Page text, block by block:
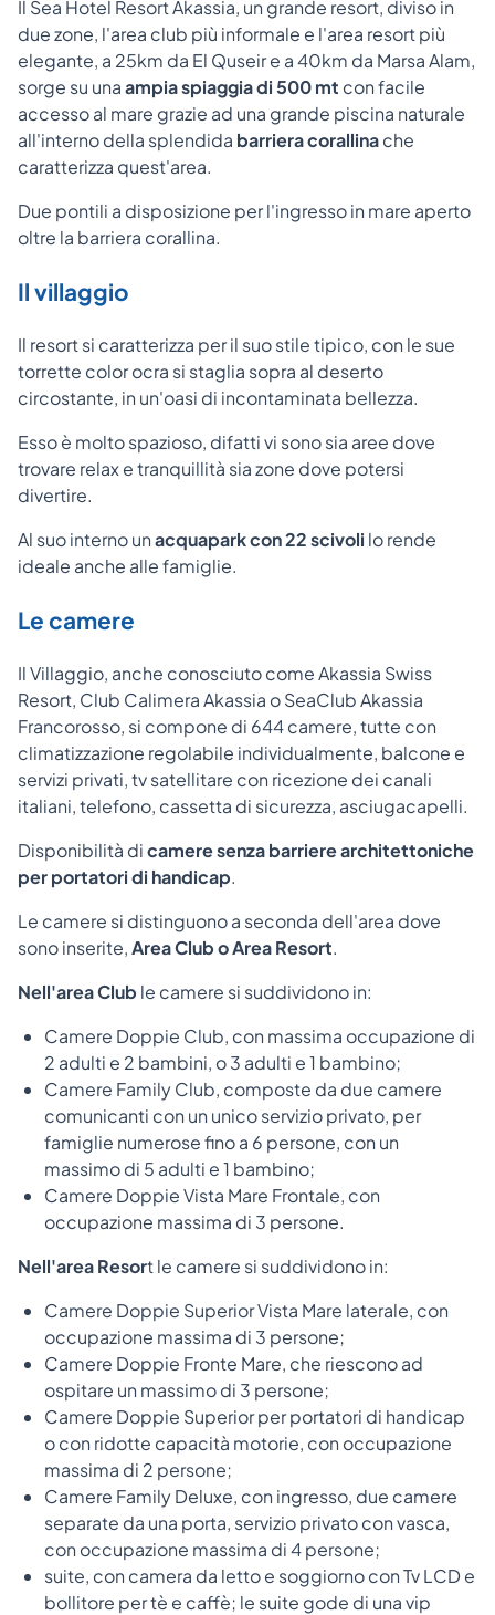
Il Sea Hotel Resort Akassia, un grande resort, diviso in
due zone, l'area club più informale e l'area resort più
elegante, a 25km da El Quseir e a 40km da Marsa Alam,
sorge su unaampia spiaggia di 500 mt con facile
accesso al mare grazie ad una grande piscina naturale
all'interno della splendida barriera corallinache
caratterizza quest'area.
Due pontili a disposizione per l'ingresso in mare aperto
oltre la barriera corallina.
Il villaggio
Il resort si caratterizza per il suo stile tipico, con le sue
torrette color ocra si staglia sopra al deserto
circostante, in un'oasi di incontaminata bellezza.
Esso è molto spazioso, difatti vi sono sia aree dove
trovare relax e tranquillità sia zone dove potersi
divertire.
Al suo interno unacquapark con 22 scivoli lo rende
ideale anche alle famiglie.
Le camere
Il Villaggio, anche conosciuto come Akassia Swiss
Resort, Club Calimera Akassia o SeaClub Akassia
Francorosso, si compone di 644 camere, tutte con
climatizzazione regolabile individualmente, balcone e
servizi privati, tv satellitare con ricezione dei canali
italiani, telefono, cassetta di sicurezza, asciugacapelli.
Disponibilità dicamere senza barriere architettoniche
per portatori di handicap.
Le camere si distinguono a seconda dell'area dove
sono inserite,Area Club o Area Resort.
Nell'area Club le camere si suddividono in:
Camere Doppie Club, con massima occupazione di
2 adulti e 2 bambini, o 3 adulti e 1 bambino;
Camere Family Club, composte da due camere
comunicanti con un unico servizio privato, per
famiglie numerose fino a 6 persone, con un
massimo di 5 adulti e 1 bambino;
Camere Doppie Vista Mare Frontale, con
occupazione massima di 3 persone.
Nell'area Resort le camere si suddividono in:
Camere Doppie Superior Vista Mare laterale, con
occupazione massima di 3 persone;
Camere Doppie Fronte Mare, che riescono ad
ospitare un massimo di 3 persone;
Camere Doppie Superior per portatori di handicap
o con ridotte capacità motorie, con occupazione
massima di 2 persone;
Camere Family Deluxe, con ingresso, due camere
separate da una porta, servizio privato con vasca,
con occupazione massima di 4 persone;
suite, con camera da letto e soggiorno con Tv LCD e
bollitore per tè e caffè; le suite gode di una vip